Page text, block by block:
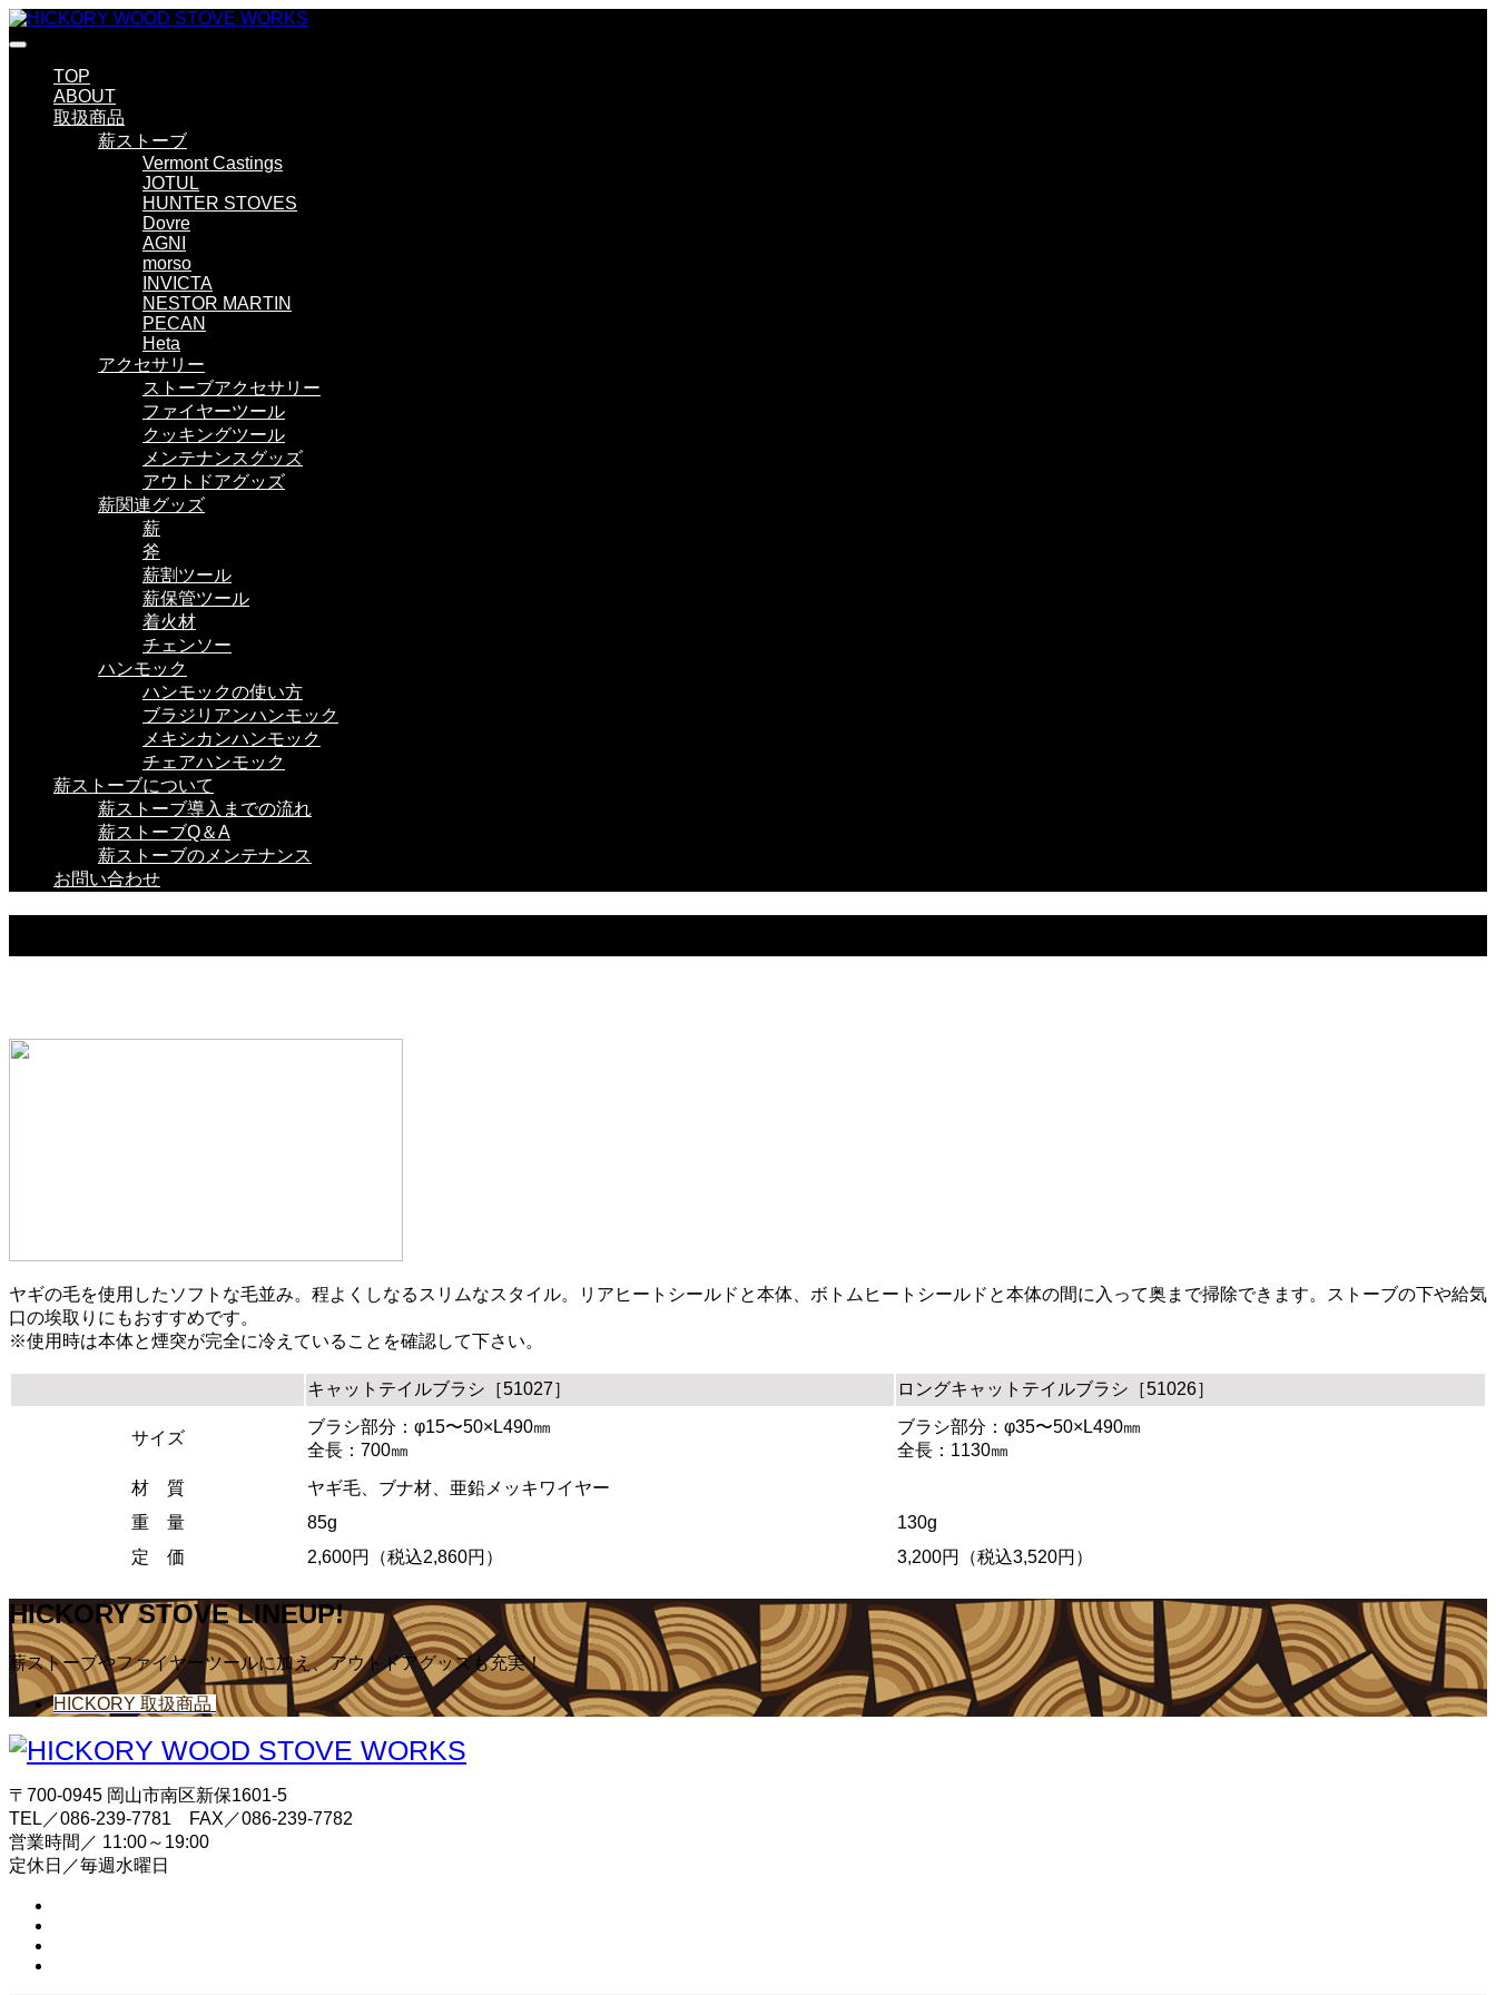
TOP
ABOUT
取扱商品
薪ストーブ
Vermont Castings
JOTUL
HUNTER STOVES
Dovre
AGNI
morso
INVICTA
NESTOR MARTIN
PECAN
Heta
アクセサリー
ストーブアクセサリー
ファイヤーツール
クッキングツール
メンテナンスグッズ
アウトドアグッズ
薪関連グッズ
薪
斧
薪割ツール
薪保管ツール
着火材
チェンソー
ハンモック
ハンモックの使い方
ブラジリアンハンモック
メキシカンハンモック
チェアハンモック
薪ストーブについて
薪ストーブ導入までの流れ
薪ストーブQ＆A
薪ストーブのメンテナンス
お問い合わせ
ヤギの毛を使用したソフトな毛並み。程よくしなるスリムなスタイル。リアヒートシールドと本体、ボトムヒートシールドと本体の間に入って奥まで掃除できます。ストーブの下や給気
口の埃取りにもおすすめです。
※使用時は本体と煙突が完全に冷えていることを確認して下さい。
キャットテイルブラシ［51027］ ロングキャットテイルブラシ［51026］
サイズ
ブラシ部分：φ15〜50×L490㎜
全長：700㎜
ブラシ部分：φ35〜50×L490㎜
全長：1130㎜
材 質
ヤギ毛、ブナ材、亜鉛メッキワイヤー
重 量
85g
130g
定 価
2,600円（税込2,860円） 3,200円（税込3,520円）
HICKORY STOVE LINEUP!
薪ストーブやファイヤーツールに加え、アウトドアグッズも充実！
HICKORY 取扱商品
〒700-0945 岡山市南区新保1601-5
TEL／086-239-7781 FAX／086-239-7782
営業時間／ 11:00～19:00
定休日／毎週水曜日